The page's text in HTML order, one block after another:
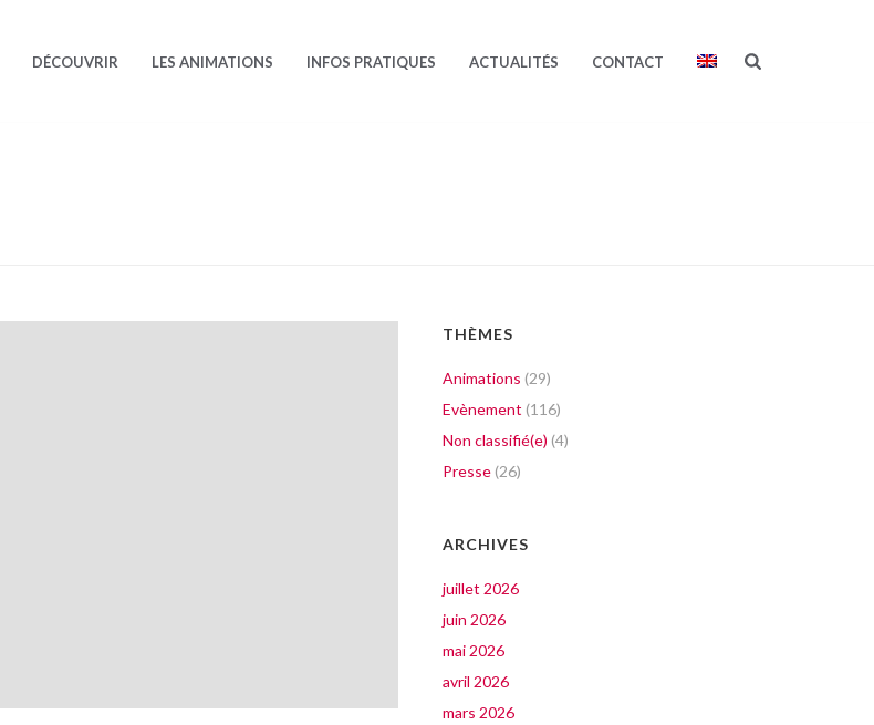
DÉCOUVRIR LES ANIMATIONS INFOS PRATIQUES ACTUALITÉS CONTACT
THÈMES
Animations (29)
Evènement (116)
Non classifié(e) (4)
Presse (26)
ARCHIVES
juillet 2026
juin 2026
mai 2026
avril 2026
mars 2026